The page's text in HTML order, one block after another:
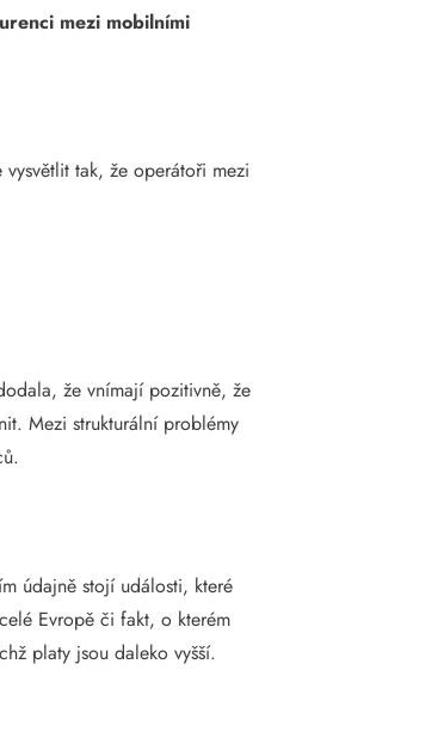
mezi mobilními
tak, že operátoři mezi
že vnímají pozitivně, že
Mezi strukturální problémy
údajně stojí události, které
Evropě či fakt, o kterém
platy jsou daleko vyšší.